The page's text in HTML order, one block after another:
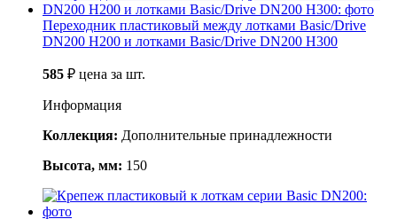
Переходник пластиковый между лотками Basic/Drive
DN200 H200 и лотками Basic/Drive DN200 H300
585 ₽ цена за шт.
Информация
Коллекция: Дополнительные принадлежности
Высота, мм: 150